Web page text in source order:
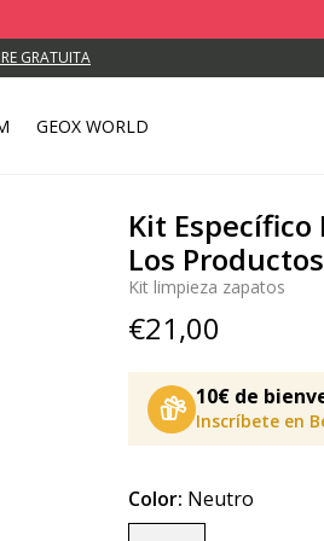
GRATUITA
GEOX WORLD
Kit Específico
Los
Kit limpieza zapatos
€21,00
10€ de
Inscríbete en
Color: Neutro